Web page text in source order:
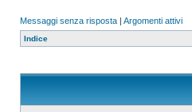
Messaggi senza risposta | Argomenti attivi
Indice